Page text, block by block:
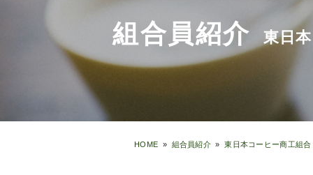
組合員紹介 東日
HOME » 組合員紹介 »東日本コーヒー商工組合